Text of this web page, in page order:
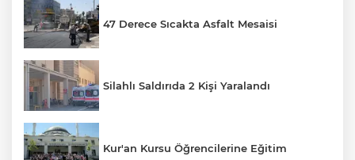
47 Derece Sıcakta Asfalt Mesaisi
Silahlı Saldırıda 2 Kişi Yaralandı
Kur'an Kursu Öğrencilerine Eğitim